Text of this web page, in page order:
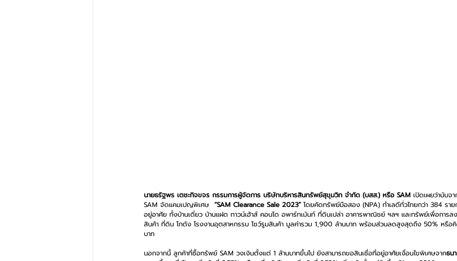
นายธรัฐพร เตชะกิจขจร กรรมการผู้จัดการ บริษัทบริหารสินทรัพย์สุขุมวิท จำกัด (บสส.) หรือ SAM เปิดเผยว่านับ
SAM จัดแคมเปญพิเศษ “SAM Clearance Sale 2023” โดยคัดทรัพย์มือสอง (NPA) ทำเลดีทั่วไทยกว่า 384 รา
อยู่อาศัย ทั้งบ้านเดี่ยว บ้านแฝด ทาวน์เฮ้าส์ คอนโด อพาร์ทเม้นท์ ที่ดินเปล่า อาคารพาณิชย์ ฯลฯ และทรัพย์เพื่อการ
สินค้า ที่ดิน โกดัง โรงงานอุตสาหกรรม โชว์รูมสินค้า มูลค่ารวม 1,900 ล้านบาท พร้อมส่วนลดสูงสุดถึง 50% หรือ
บาท
นอกจากนี้ ลูกค้าที่ซื้อทรัพย์ SAM วงเงินตั้งแต่ 1 ล้านบาทขึ้นไป ยังสามารถขอสินเชื่อที่อยู่อาศัยเงื่อนไขพิเศษจากธน